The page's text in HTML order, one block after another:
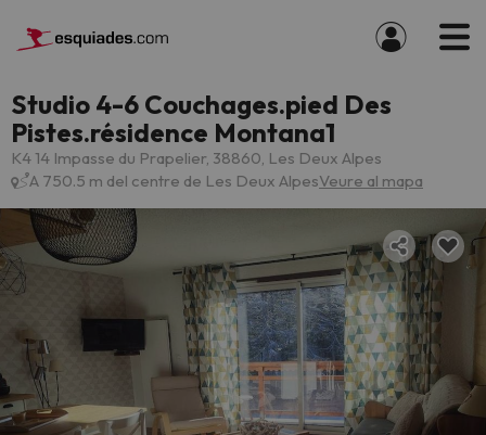
Studio 4-6 Couchages.pied Des
Pistes.résidence Montana1
K4 14 Impasse du Prapelier, 38860, Les Deux Alpes
A 750.5 m del centre de Les Deux AlpesVeure al mapa